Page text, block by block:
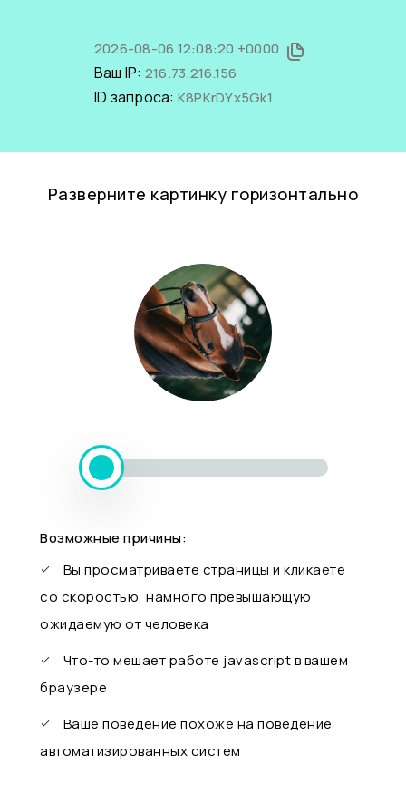
2026-08-06 12:08:20 +0000
Ваш IP: 216.73.216.156
ID запроса: K8PKrDYx5Gk1
Разверните картинку горизонтально
Возможные причины:
Вы просматриваете страницы и кликаете
со скоростью, намного превышающую
ожидаемую от человека
Что-то мешает работе javascript в вашем
браузере
Ваше поведение похоже на поведение
автоматизированных систем